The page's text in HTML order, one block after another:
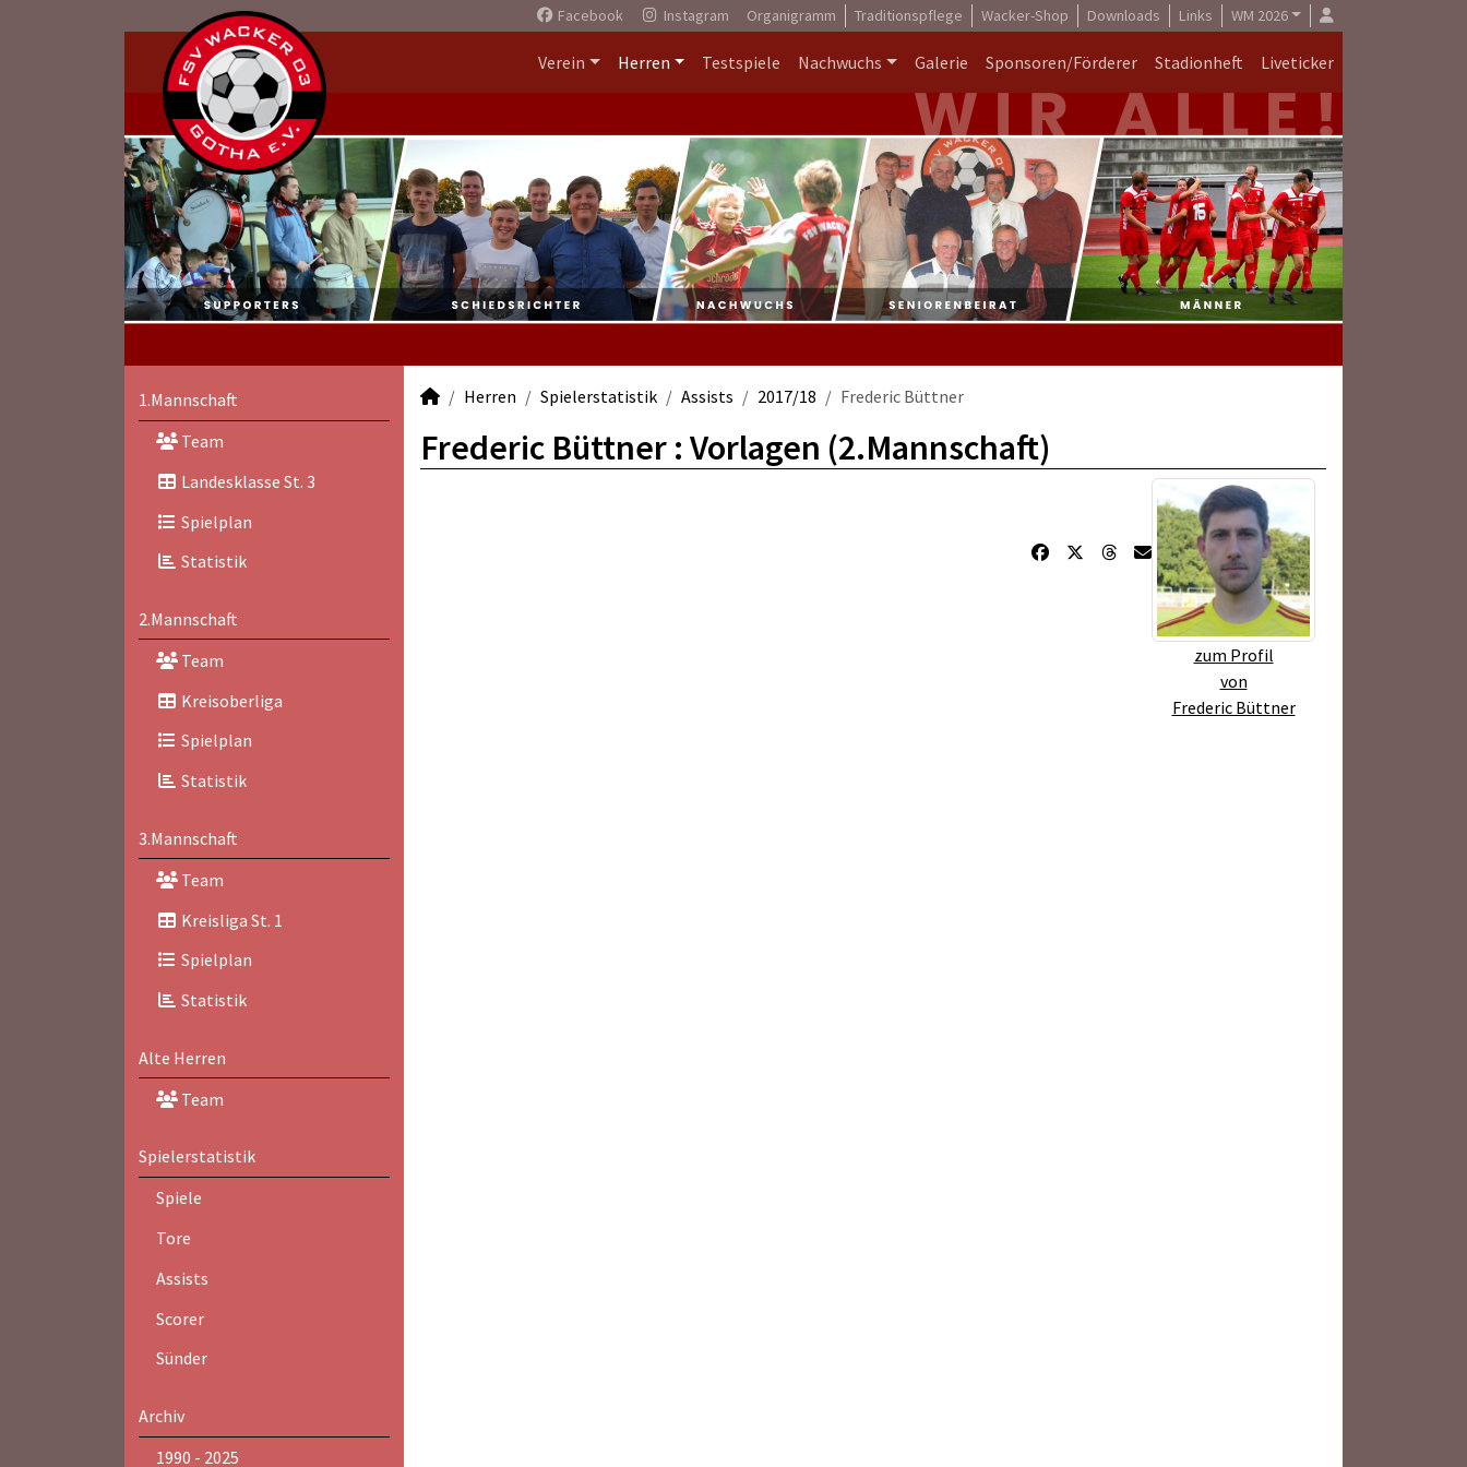
Facebook Instagram Organigramm Traditionspflege Wacker-Shop Downloads Links WM 2026
Verein Herren Testspiele Nachwuchs Galerie Sponsoren/Förderer Stadionheft Liveticker
1.Mannschaft
Team
Landesklasse St. 3
Spielplan
Statistik
2.Mannschaft
Team
Kreisoberliga
Spielplan
Statistik
3.Mannschaft
Team
Kreisliga St. 1
Spielplan
Statistik
Alte Herren
Team
Spielerstatistik
Spiele
Tore
Assists
Scorer
Sünder
Archiv
1990 - 2025
Herren Spielerstatistik Assists 2017/18 Frederic Büttner
Frederic Büttner : Vorlagen (2.Mannschaft)
zum Profil
von
Frederic Büttner